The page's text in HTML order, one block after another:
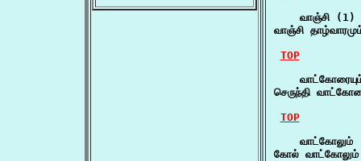
    வாஞ்சி (1)
வாஞ்சி
TOP
செருந்தி
TOP
வாட்கோலும்
கோல் வாட்கோலும்